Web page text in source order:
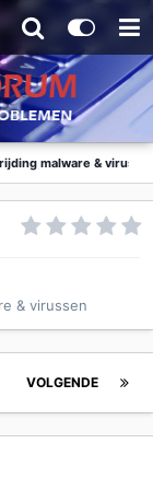
malware &
& virussen
VOLGENDE